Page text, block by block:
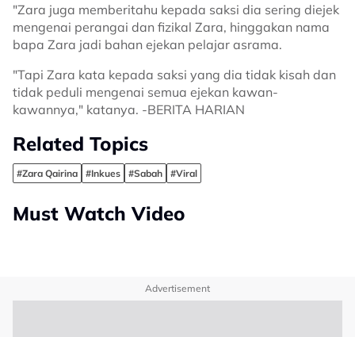
"Zara juga memberitahu kepada saksi dia sering diejek
mengenai perangai dan fizikal Zara, hinggakan nama
bapa Zara jadi bahan ejekan pelajar asrama.
"Tapi Zara kata kepada saksi yang dia tidak kisah dan
tidak peduli mengenai semua ejekan kawan-
kawannya," katanya. -BERITA HARIAN
Related Topics
#Zara Qairina #Inkues #Sabah #Viral
Must Watch Video
Advertisement